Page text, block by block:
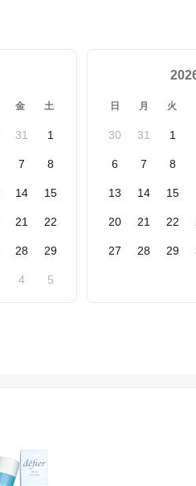
金 土
31 1
7 8
14 15
21 22
28 29
4 5
日 月 火
30 31 1
6 7 8
13 14 15
20 21 22
27 28 29